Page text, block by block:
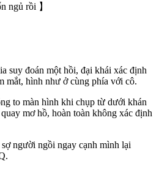
ngủ rồi 】
suy đoán một hồi, đại khái xác định
mắt, hình như ở cùng phía với cô.
to màn hình khi chụp từ dưới khán
mơ hồ, hoàn toàn không xác định
người ngồi ngay cạnh mình lại